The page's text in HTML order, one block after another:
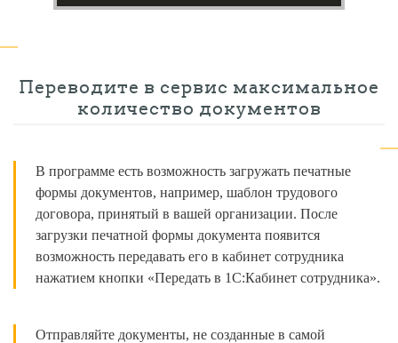
Переводите в сервис максимальное
количество документов
В программе есть возможность загружать печатные
формы документов, например, шаблон трудового
договора, принятый в вашей организации. После
загрузки печатной формы документа появится
возможность передавать его в кабинет сотрудника
нажатием кнопки «Передать в 1С:Кабинет сотрудника».
Отправляйте документы, не созданные в самой